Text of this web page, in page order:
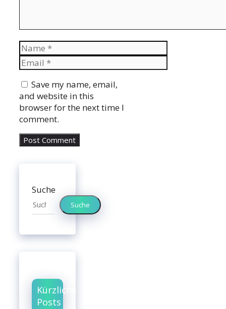
Name
Email
Save my name, email,
and website in this
browser for the next time I
comment.
Suche
Suche
Kürzliche
Posts